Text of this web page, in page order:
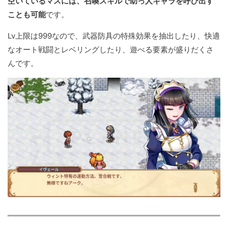
ことも可能です。
Lv上限は999なので、武器防具の特殊効果を抽出したり、快適
なオート戦闘とレベリングしたり、遊べる要素が盛りだくさ
んです。